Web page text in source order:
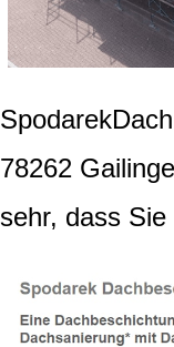
78262
sehr, dass